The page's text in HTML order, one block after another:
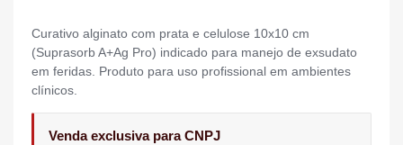
Curativo alginato com prata e celulose 10x10 cm
(Suprasorb A+Ag Pro) indicado para manejo de exsudato
em feridas. Produto para uso profissional em ambientes
clínicos.
Venda exclusiva para CNPJ